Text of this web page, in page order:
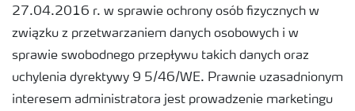
27.04.2016 r. w sprawie ochrony osób fizycznych w
związku z przetwarzaniem danych osobowych i w
sprawie swobodnego przepływu takich danych oraz
uchylenia dyrektywy 9 5/46/WE. Prawnie uzasadnionym
interesem administratora jest prowadzenie marketingu